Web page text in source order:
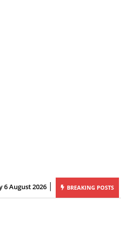
6 August 2026 BREAKING POSTS
प्रौद्योगिकी) पाठ्यक्रमों की रिक्त सीटों पर